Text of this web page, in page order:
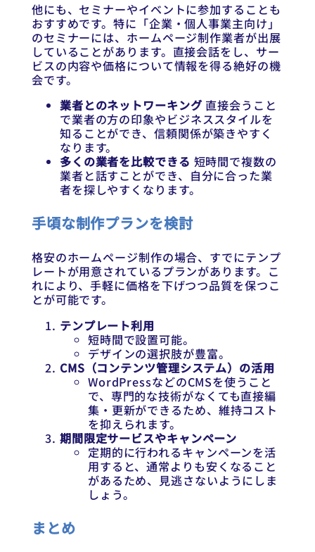
他にも、セミナーやイベントに参加することも
おすすめです。特に「企業・個人事業主向け」
のセミナーには、ホームページ制作業者が出展
していることがあります。直接会話をし、サー
ビスの内容や価格について情報を得る絶好の機
会です。
業者とのネットワーキング直接会うこと
で業者の方の印象やビジネススタイルを
知ることができ、信頼関係が築きやすく
なります。
多くの業者を比較できる 短時間で複数の
業者と話すことができ、自分に合った業
者を探しやすくなります。
手頃な制作プランを検討
格安のホームページ制作の場合、すでにテンプ
レートが用意されているプランがあります。こ
れにより、手軽に価格を下げつつ品質を保つこ
とが可能です。
テンプレート利用
短時間で設置可能。
デザインの選択肢が豊富。
CMS（コンテンツ管理システム）の活用
WordPressなどのCMSを使うこと
で、専門的な技術がなくても直接編
集・更新ができるため、維持コスト
を抑えられます。
期間限定サービスやキャンペーン
定期的に行われるキャンペーンを活
用すると、通常よりも安くなること
があるため、見逃さないようにしま
しょう。
まとめ